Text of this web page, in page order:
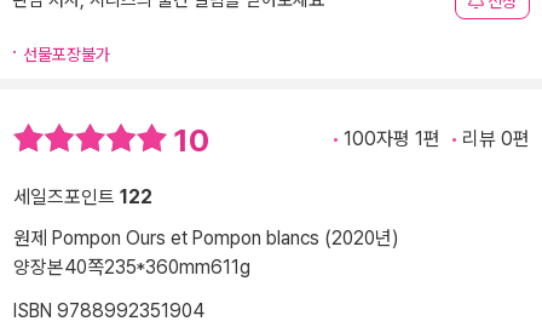
선물포장불가
10 100자평 1편 리뷰 0편
세일즈포인트 122
원제 Pompon Ours et Pompon blancs (2020년)
양장본40쪽235*360mm611g
ISBN 9788992351904